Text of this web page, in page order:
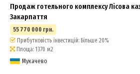
Продаж готельного комплексу Лісова
Закарпаття
55 770 000 грн.
Прибутковість інвестицій: Більше 20%
Площа: 1370 м2
Мукачево